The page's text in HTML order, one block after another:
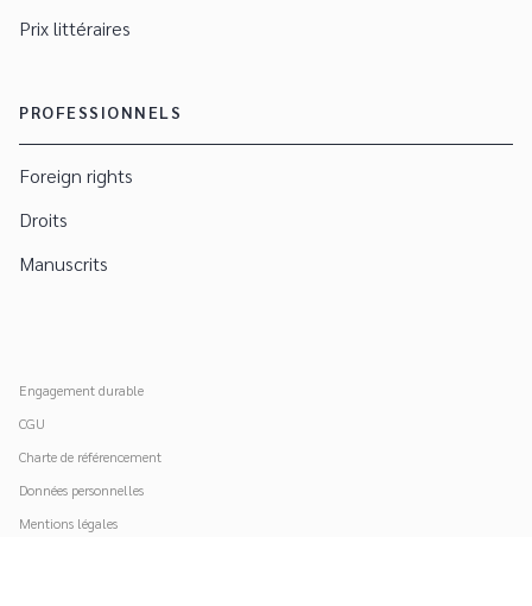
Prix littéraires
PROFESSIONNELS
Foreign rights
Droits
Manuscrits
Engagement durable
CGU
Charte de référencement
Données personnelles
Mentions légales